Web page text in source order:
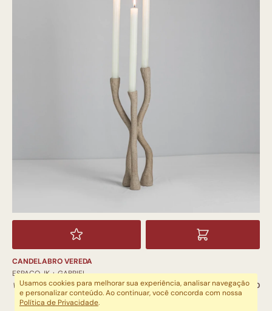
CANDELABRO VEREDA
ESPAÇO JK + GABRIEL
VELAS / CASTIÇAIS
R$ 570,00
Usamos cookies para melhorar sua experiência, analisar navegação
e personalizar conteúdo. Ao continuar, você concorda com nossa
Política de Privacidade.